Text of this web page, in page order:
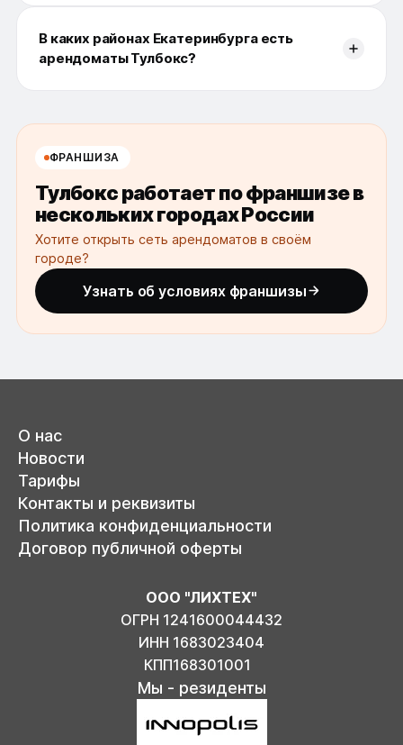
В каких районах Екатеринбурга есть
арендоматы Тулбокс?
ФРАНШИЗА
Тулбокс работает по франшизе в
нескольких городах России
Хотите открыть сеть арендоматов в своём
городе?
Узнать об условиях франшизы
О нас
Новости
Тарифы
Контакты и реквизиты
Политика конфиденциальности
Договор публичной оферты
ООО "ЛИХТЕХ"
ОГРН 1241600044432
ИНН 1683023404
КПП168301001
Мы - резиденты